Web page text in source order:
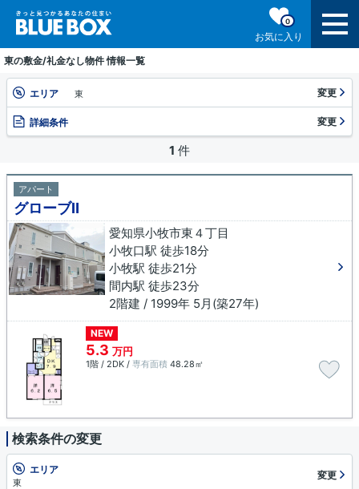
お気に入り
0
東の敷金/礼金なし物件 情報一覧
エリア 東 変更
詳細条件 変更
1 件
アパート
グローブⅡ
愛知県小牧市東４丁目
小牧口駅 徒歩18分
小牧駅 徒歩21分
間内駅 徒歩23分
2階建 / 1999年 5月(築27年)
NEW
5.3 万円
1階 / 2DK / 専有面積 48.28㎡
検索条件の変更
エリア
東
変更